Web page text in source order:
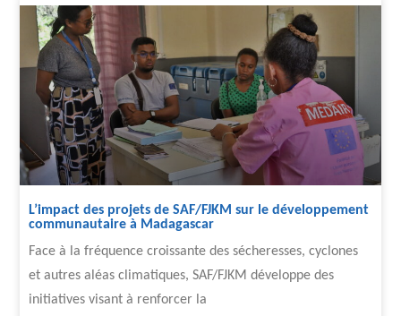
L’impact des projets de SAF/FJKM sur le développement
communautaire à Madagascar
Face à la fréquence croissante des sécheresses, cyclones
et autres aléas climatiques, SAF/FJKM développe des
initiatives visant à renforcer la